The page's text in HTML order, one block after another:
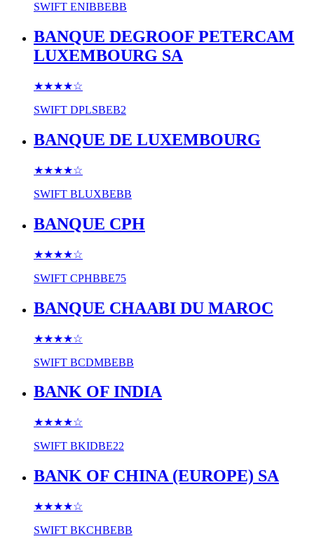
SWIFT ENIBBEBB
BANQUE DEGROOF PETERCAM
LUXEMBOURG SA
★★★★☆
SWIFT DPLSBEB2
BANQUE DE LUXEMBOURG
★★★★☆
SWIFT BLUXBEBB
BANQUE CPH
★★★★☆
SWIFT CPHBBE75
BANQUE CHAABI DU MAROC
★★★★☆
SWIFT BCDMBEBB
BANK OF INDIA
★★★★☆
SWIFT BKIDBE22
BANK OF CHINA (EUROPE) SA
★★★★☆
SWIFT BKCHBEBB